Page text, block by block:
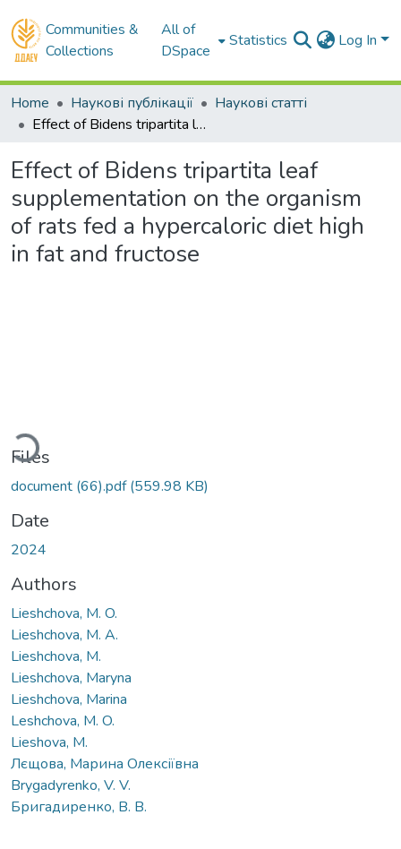
Communities &
Collections
All of
DSpace
Statistics Log In
Home Наукові публікації
Наукові статті
Effect of Bidens tripartita leaf supplementation on the organism of rats fed a hypercaloric diet high in fat and fructose
Effect of Bidens tripartita leaf
supplementation on the organism
of rats fed a hypercaloric diet high
in fat and fructose
Loading...
Files
document (66).pdf(559.98 KB)
Date
2024
Authors
Lieshchova, M. O.
Lieshchova, M. А.
Lieshchova, M.
Lieshchova, Maryna
Lieshchova, Marina
Leshchova, M. O.
Lieshova, M.
Лєщова, Марина Олексіївна
Brygadyrenko, V. V.
Бригадиренко, В. В.